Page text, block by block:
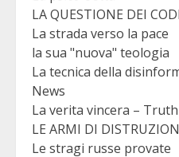
LA QUESTIONE DEI
La strada verso la pace
la sua "nuova" teologia
La tecnica della
News
La verita vincera –
LE ARMI DI
Le stragi russe provate